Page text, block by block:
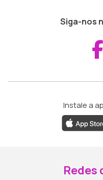
Siga-nos
Instale a
Redes